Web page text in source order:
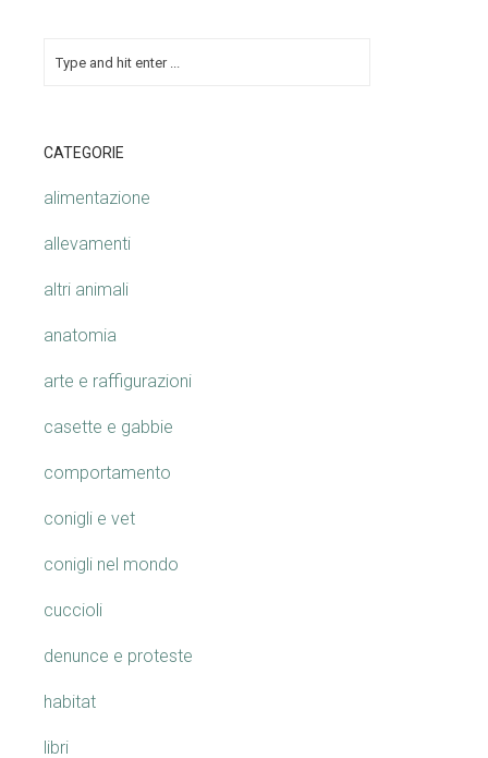
CATEGORIE
alimentazione
allevamenti
altri animali
anatomia
arte e raffigurazioni
casette e gabbie
comportamento
conigli e vet
conigli nel mondo
cuccioli
denunce e proteste
habitat
libri